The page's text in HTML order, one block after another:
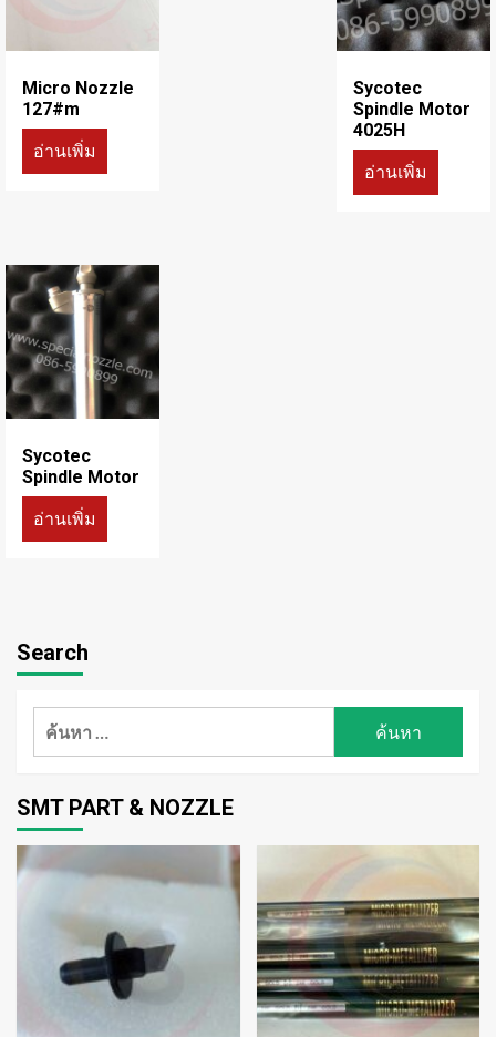
Micro Nozzle
127#m
อ่านเพิ่ม
Sycotec
Spindle Motor
4025H
อ่านเพิ่ม
Sycotec
Spindle Motor
อ่านเพิ่ม
Search
ค้นหา
SMT PART & NOZZLE